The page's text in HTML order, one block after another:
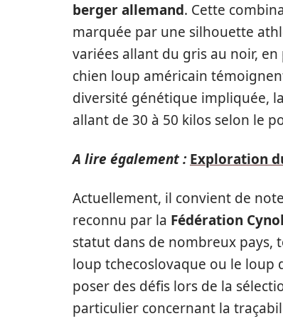
berger allemand. Cette
marquée par une silhouette
variées allant du gris au noir,
chien loup américain
diversité génétique impliquée,
allant de 30 à 50 kilos selon le
A lire également : Exploration
Actuellement, il convient de
reconnu par la Fédération
statut dans de nombreux pays,
loup tchecoslovaque ou le loup
poser des défis lors de la
particulier concernant la